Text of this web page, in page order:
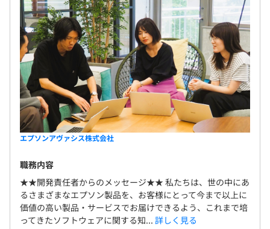
エプソンアヴァシス株式会社
職務内容
★★開発責任者からのメッセージ★★ 私たちは、世の中にあ
るさまざまなエプソン製品を、お客様にとって今まで以上に
価値の高い製品・サービスでお届けできるよう、これまで培
ってきたソフトウェアに関する知... 詳しく見る